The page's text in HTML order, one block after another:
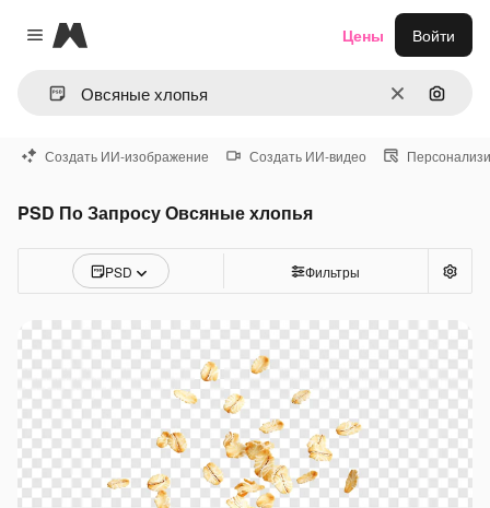
Close menu
Magnific
ОчиститьПоиск
Цены Войти
Создать ИИ-изображение Создать ИИ-видео
PSD По Запросу Овсяные хлопья
PSD Фильтры